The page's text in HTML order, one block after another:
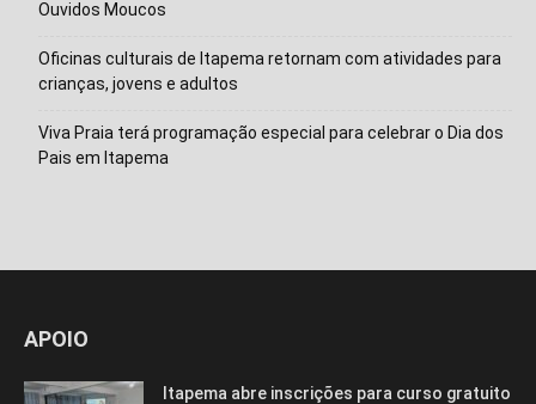
Ouvidos Moucos
Oficinas culturais de Itapema retornam com atividades para
crianças, jovens e adultos
Viva Praia terá programação especial para celebrar o Dia dos
Pais em Itapema
APOIO
Itapema abre inscrições para curso gratuito